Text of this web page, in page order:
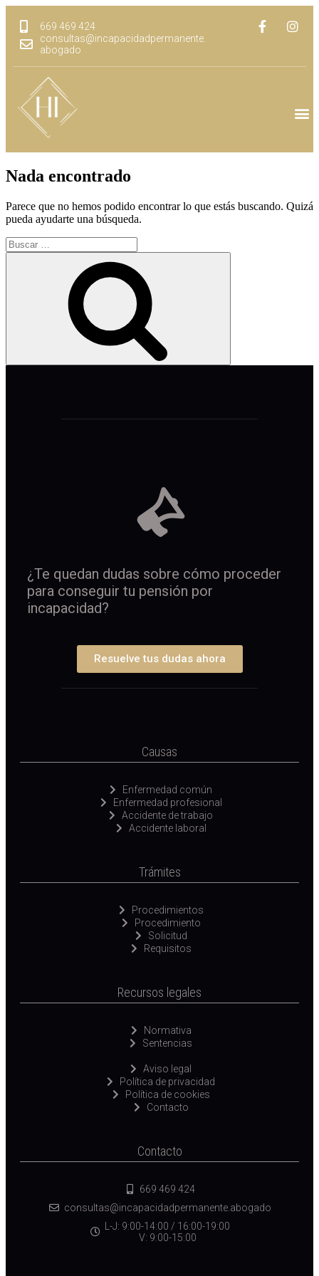
669 469 424
consultas@incapacidadpermanente.
abogado
Nada encontrado
Parece que no hemos podido encontrar lo que estás buscando. Quizá
pueda ayudarte una búsqueda.
¿Te quedan dudas sobre cómo proceder
para conseguir tu pensión por
incapacidad?
Resuelve tus dudas ahora
Causas
Enfermedad común
Enfermedad profesional
Accidente de trabajo
Accidente laboral
Trámites
Procedimientos
Procedimiento
Solicitud
Requisitos
Recursos legales
Normativa
Sentencias
Aviso legal
Política de privacidad
Política de cookies
Contacto
Contacto
669 469 424
consultas@incapacidadpermanente.abogado
L-J: 9:00-14:00 / 16:00-19:00
V: 9:00-15:00